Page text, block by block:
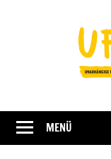
Darmstadt
MENÜ